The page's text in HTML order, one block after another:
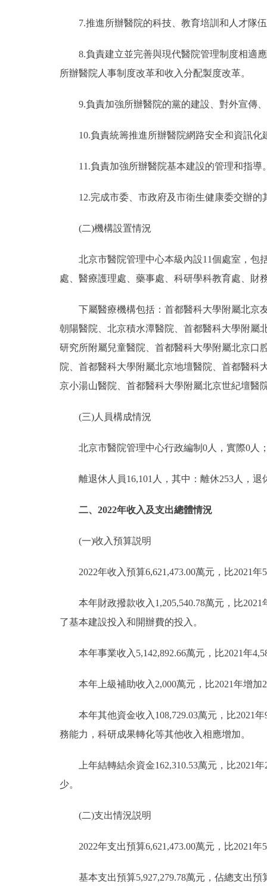
7.推進所辦醫院的科技、教育培訓和人才隊伍
8.負責建立並完善與現代醫院管理制度相適應
所辦醫院人事制度改革和收入分配製度改革。
9.負責加強所辦醫院的黨的建設、對外宣傳、
10.負責統籌推進所辦醫院網路安全和資訊化
11.負責加強所辦醫院基本建設的管理和指導
12.完成市委、市政府及市衛生健康委交辦的
(二)機構設置情況
北京市醫院管理中心本級內設11個處室，包括
處、醫療護理處、藥事處、科研學科教育處、財
下屬醫療機構包括：首都醫科大學附屬北京友
朝陽醫院、北京積水潭醫院、首都醫科大學附屬
研究所附屬兒童醫院、首都醫科大學附屬北京口
院、首都醫科大學附屬北京地壇醫院、首都醫
京小湯山醫院、首都醫科大學附屬北京世紀壇醫
(三)人員構成情況
北京市醫院管理中心行政編制0人，實際0人；
離退休人員16,101人，其中：離休253人，退
二、2022年收入及支出總體情況
(一)收入預算説明
2022年收入預算6,621,473.00萬元，比2021年
本年財政撥款收入1,205,540.78萬元，比2021
了基本建設投入和開辦費的投入。
本年事業收入5,142,892.66萬元，比2021年
本年上級補助收入2,000萬元，比2021年增加
本年其他資金收入108,729.03萬元，比2021年
務能力，科研成果轉化等其他收入相應增加。
上年結轉結余資金162,310.53萬元，比2021年
少。
(二)支出情況説明
2022年支出預算6,621,473.00萬元，比2021年
基本支出預算5,927,279.78萬元，佔總支出預算